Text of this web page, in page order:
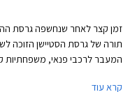
תורה של גרסת הסטיישן הזוכה
המעבר לרכבי פנאי, משפחתיות
קרא עוד